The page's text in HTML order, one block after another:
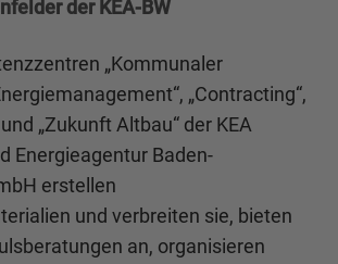
der KEA-BW
„Kommunaler
„Contracting“,
„Zukunft Altbau“ der KEA
Energieagentur Baden-
erstellen
und verbreiten sie, bieten
an, organisieren